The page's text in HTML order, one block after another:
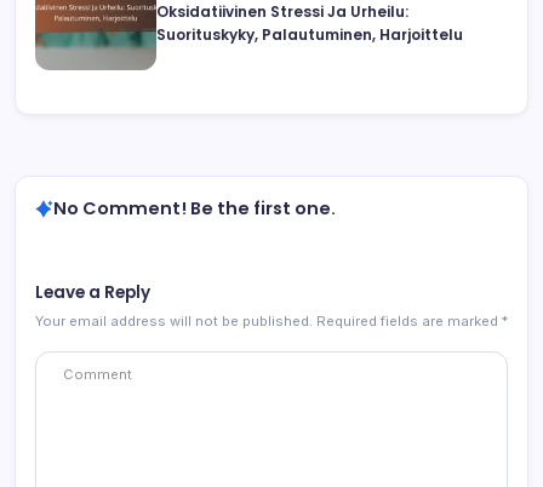
Oksidatiivinen Stressi Ja Urheilu:
Suorituskyky, Palautuminen, Harjoittelu
No Comment! Be the first one.
Leave a Reply
Your email address will not be published. Required fields are marked *